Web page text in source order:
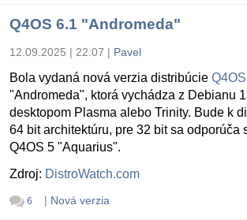
Q4OS 6.1 "Andromeda"
12.09.2025 | 22:07 | Pavel
Bola vydaná nová verzia distribúcie Q4OS
"Andromeda", ktorá vychádza z Debianu
desktopom Plasma alebo Trinity. Bude k
64 bit architektúru, pre 32 bit sa odporúča
Q4OS 5 "Aquarius".
Zdroj: DistroWatch.com
6 | Nová verzia